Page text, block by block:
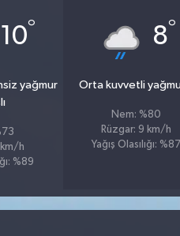
10°
yağmur
km/h
%89
8°
Orta kuvvetli
Nem: %80
Rüzgar: 9 km/h
Yağış Olasılığı: %87